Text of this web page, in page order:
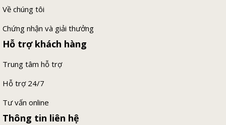
Về chúng tôi
Chứng nhận và giải thưởng
Hỗ trợ khách hàng
Trung tâm hỗ trợ
Hỗ trợ 24/7
Tư vấn online
Thông tin liên hệ